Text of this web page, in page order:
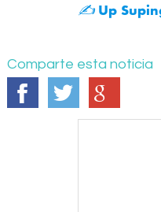
✍️ Up
Comparte esta noticia